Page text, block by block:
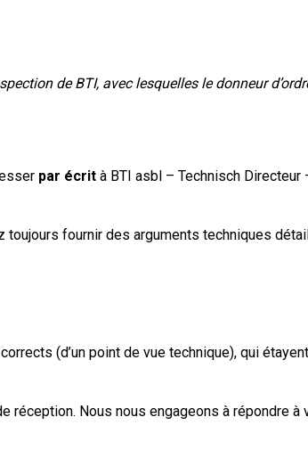
de BTI, avec lesquelles le donneur
par écrit à BTI asbl – Technisch Directeur
fournir des arguments techniques
(d’un point de vue technique), qui
Nous nous engageons à répondre à